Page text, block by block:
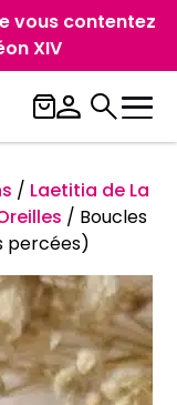
vous contentez
XIV
/ Laetitia de La
/ Boucles
percées)